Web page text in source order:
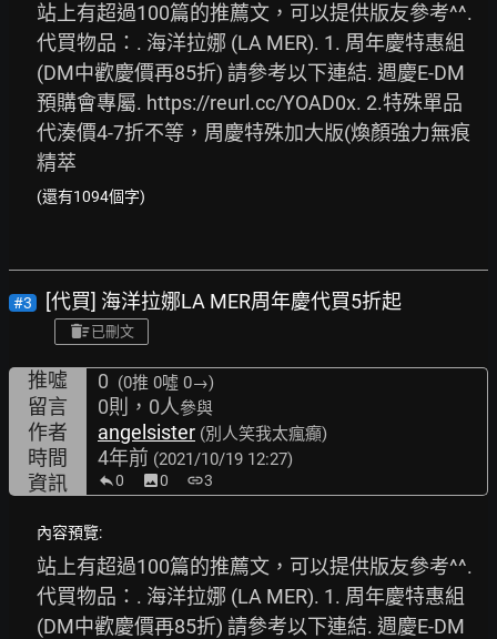
站上有超過100篇的推薦文，可以提供版友參考^^.
代買物品：. 海洋拉娜 (LA MER). 1. 周年慶特惠組
(DM中歡慶價再85折) 請參考以下連結. 週慶E-DM
預購會專屬. https://reurl.cc/YOAD0x. 2.特殊單品
代湊價4-7折不等，周慶特殊加大版(煥顏強力無痕
精萃
(還有1094個字)
#3 [代買] 海洋拉娜LA MER周年慶代買5折起
已刪文
推噓 0 (0推 0噓 0→)
留言 0則，0人參與
作者 angelsister (別人笑我太瘋癲)
時間 4年前 (2021/10/19 12:27)
資訊 0 image0 link3
內容預覽:
站上有超過100篇的推薦文，可以提供版友參考^^.
代買物品：. 海洋拉娜 (LA MER). 1. 周年慶特惠組
(DM中歡慶價再85折) 請參考以下連結. 週慶E-DM